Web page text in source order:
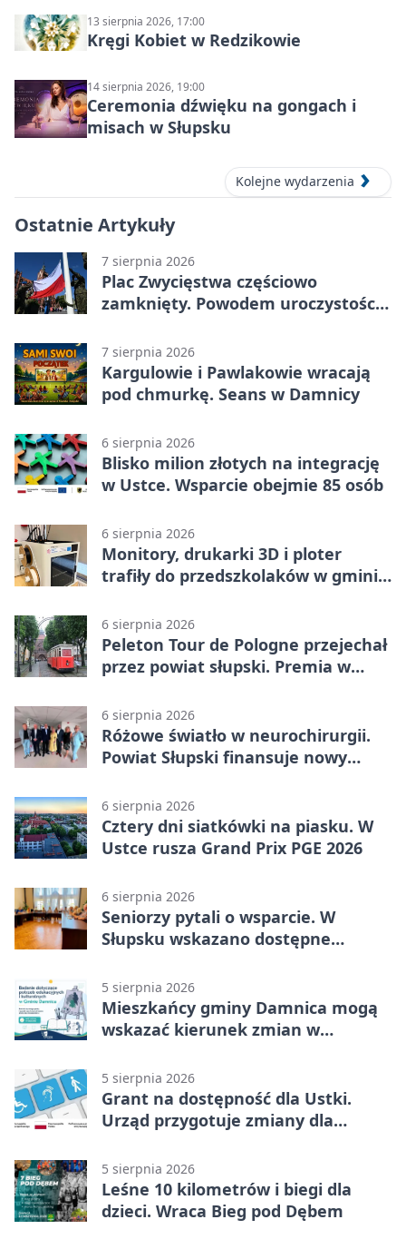
13 sierpnia 2026, 17:00
Kręgi Kobiet w Redzikowie
14 sierpnia 2026, 19:00
Ceremonia dźwięku na gongach i
misach w Słupsku
Kolejne wydarzenia
Ostatnie Artykuły
7 sierpnia 2026
Plac Zwycięstwa częściowo
zamknięty. Powodem uroczystości
7 sierpnia 2026
Kargulowie i Pawlakowie wracają
pod chmurkę. Seans w Damnicy
6 sierpnia 2026
Blisko milion złotych na integrację
w Ustce. Wsparcie obejmie 85 osób
6 sierpnia 2026
Monitory, drukarki 3D i ploter
trafiły do przedszkolaków w gminie
6 sierpnia 2026
Peleton Tour de Pologne przejechał
przez powiat słupski. Premia w
6 sierpnia 2026
Różowe światło w neurochirurgii.
Powiat Słupski finansuje nowy
6 sierpnia 2026
Cztery dni siatkówki na piasku. W
Ustce rusza Grand Prix PGE 2026
6 sierpnia 2026
Seniorzy pytali o wsparcie. W
Słupsku wskazano dostępne
5 sierpnia 2026
Mieszkańcy gminy Damnica mogą
wskazać kierunek zmian w
5 sierpnia 2026
Grant na dostępność dla Ustki.
Urząd przygotuje zmiany dla
5 sierpnia 2026
Leśne 10 kilometrów i biegi dla
dzieci. Wraca Bieg pod Dębem